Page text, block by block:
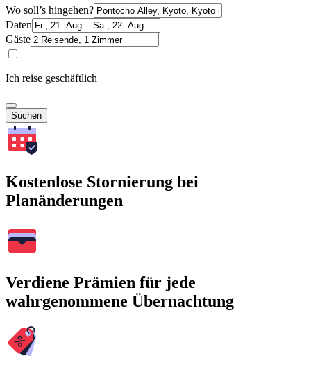
Wo soll’s hingehen?
Daten
Gäste
Ich reise geschäftlich
Suchen
Kostenlose Stornierung bei
Planänderungen
Verdiene Prämien für jede
wahrgenommene Übernachtung